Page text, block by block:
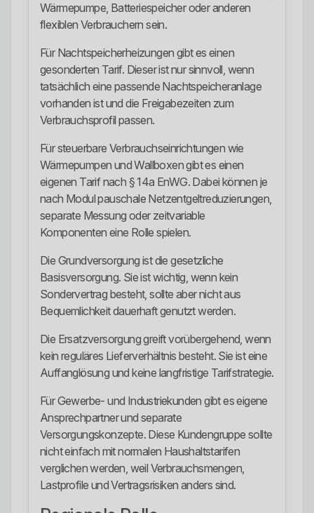
Wärmepumpe, Batteriespeicher oder anderen
flexiblen Verbrauchern sein.
Für Nachtspeicherheizungen gibt es einen
gesonderten Tarif. Dieser ist nur sinnvoll, wenn
tatsächlich eine passende Nachtspeicheranlage
vorhanden ist und die Freigabezeiten zum
Verbrauchsprofil passen.
Für steuerbare Verbrauchseinrichtungen wie
Wärmepumpen und Wallboxen gibt es einen
eigenen Tarif nach § 14a EnWG. Dabei können je
nach Modul pauschale Netzentgeltreduzierungen,
separate Messung oder zeitvariable
Komponenten eine Rolle spielen.
Die Grundversorgung ist die gesetzliche
Basisversorgung. Sie ist wichtig, wenn kein
Sondervertrag besteht, sollte aber nicht aus
Bequemlichkeit dauerhaft genutzt werden.
Die Ersatzversorgung greift vorübergehend, wenn
kein reguläres Lieferverhältnis besteht. Sie ist eine
Auffanglösung und keine langfristige Tarifstrategie.
Für Gewerbe- und Industriekunden gibt es eigene
Ansprechpartner und separate
Versorgungskonzepte. Diese Kundengruppe sollte
nicht einfach mit normalen Haushaltstarifen
verglichen werden, weil Verbrauchsmengen,
Lastprofile und Vertragsrisiken anders sind.